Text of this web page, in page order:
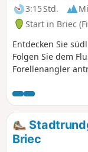
3:15 Std.
Start in Briec
Entdecken Sie
Folgen Sie dem
Forellenangler
dessen Wald.
Briec